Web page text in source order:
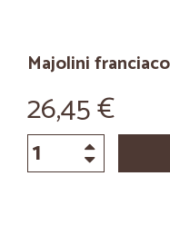
Majolini
26,45 €